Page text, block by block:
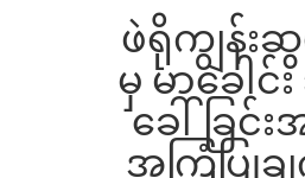
ဖဲရိုကျွန်းဆွ
မှ မာခေါင်
ခေါ်ခြင်
အကြံပြုချ